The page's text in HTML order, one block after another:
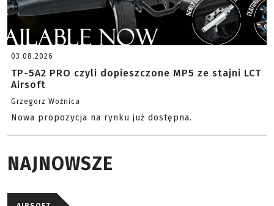
03.08.2026
TP-5A2 PRO czyli dopieszczone MP5 ze stajni LCT
Airsoft
Grzegorz Woźnica
Nowa propozycja na rynku już dostępna.
NAJNOWSZE